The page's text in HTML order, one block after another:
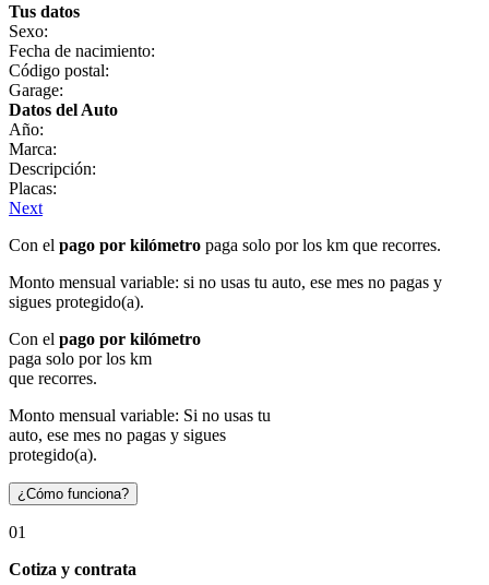
Tus datos
Sexo:
Fecha de nacimiento:
Código postal:
Garage:
Datos del Auto
Año:
Marca:
Descripción:
Placas:
Next
Con el pago por kilómetro paga solo por los km que recorres.
Monto mensual variable: si no usas tu auto, ese mes no pagas y
sigues protegido(a).
Con el pago por kilómetro
paga solo por los km
que recorres.
Monto mensual variable: Si no usas tu
auto, ese mes no pagas y sigues
protegido(a).
¿Cómo funciona?
01
Cotiza y contrata